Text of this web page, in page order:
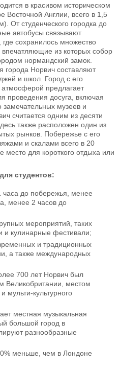
в красивом историческом
Восточной Англии, всего в 1,5
От студенческого городка до
автобусы связывают
где сохранилось множество
из которых собор
нормандский замок.
города Норвич составляют
и школ. Город с его
предлагает
проведения досуга, включая
замечательных музеев и
считается одним из десяти
также расположен один из
рынков. Побережье с его
и скалами всего в 20
место для короткого отдыха или
студентов:
до побережья, менее
менее 2 часов до
мероприятий, таких
и кулинарные фестивали;
и традиционных
а также международных
700 лет Норвич был
Великобритании, местом
мульти-культурного
местная музыкальная
большой город в
разнообразные
меньше, чем в Лондоне